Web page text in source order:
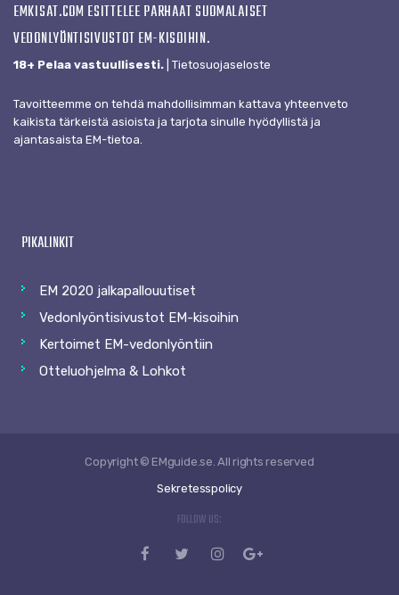
EMKISAT.COM ESITTELEE PARHAAT SUOMALAISET
VEDONLYÖNTISIVUSTOT EM-KISOIHIN.
18+ Pelaa vastuullisesti. Tietosuojaseloste
Tavoitteemme on tehdä mahdollisimman kattava yhteenveto
kaikista tärkeistä asioista ja tarjota sinulle hyödyllistä ja
ajantasaista EM-tietoa.
PIKALINKIT
EM 2020 jalkapallouutiset
Vedonlyöntisivustot EM-kisoihin
Kertoimet EM-vedonlyöntiin
Otteluohjelma & Lohkot
Copyright © EMguide.se. All rights reserved
Sekretesspolicy
FOLLOW US: